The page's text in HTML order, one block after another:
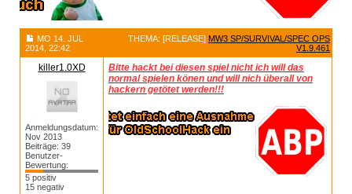
MO 14. JUL
2014, 22:42
THEMA: [RELEASE] MW3 SP/SURVIVAL/SPEC OPS
V1.9.461
killer1.0XD
Anmeldungsdatum:
Nov 2013
Beiträge: 39
Benutzer-
Bewertung:
5 positiv
15 negativ
Bitte hackt bei diesen spiel nicht ich will das
normal spielen könen und will nich überall von
hackern getötet werden!!!